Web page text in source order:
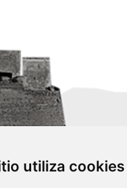
utiliza cookies